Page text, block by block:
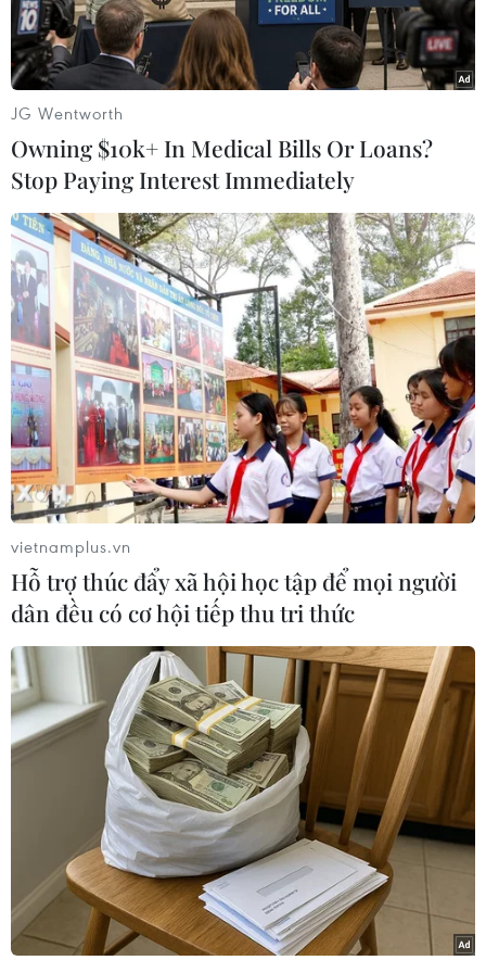
Tỉnh trưởng tỉnh Okinawa, ông Takeshi Onaga (phải, đứng)
phát biểu tại lễ tưởng niệm các nạn nhân thiệt mạng trong trận
chiến trên bộ thời Thế chiến 2 tại Itoman, tỉnh Okinawa. (Nguồn:
EPA/TTXVN)
Ngày 23/6, Tỉnh trưởng tỉnh Okinawa, miền
Nam Nhật Bản, ông Takeshi Onaga một lần nữa
kêu gọi Mỹ giảm bớt quy mô các lực lượng tại
đây, căn cứ vào thực tế tình hình khu vực lắng
giữa Triều Tiên với Hàn Quốc và với Mỹ gần
đây.
chiến trên bộ trong Chiến tranh Thế giới thứ 2,
Tỉnh trưởng Onaga cho biết: “Diễn biến theo
hướng giảm căng thẳng đã bắt đầu,” ám chỉ tới
cuộc gặp thượng đỉnh lịch sử giữa Tổng thống
Mỹ Donald Trump và nhà lãnh đạo Triều Tiên
Kim Jong-un ở Singapore hôm 12/6 vừa qua.
Ông cũng chỉ trích việc Mỹ vẫn xúc tiến kế
hoạch di dời căn cứ quân sự của nước này sang
khu vực khác trong tỉnh Okinawa, là hành động
“đi ngược lại xu thế này.”
JG Wentworth
Owning $10k+ In Medical Bills Or Loans?
Stop Paying Interest Immediately
vietnamplus.vn
Hỗ trợ thúc đẩy xã hội học tập để mọi người
dân đều có cơ hội tiếp thu tri thức